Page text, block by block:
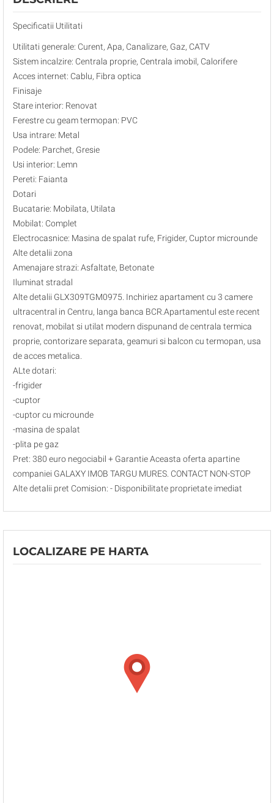
Specificatii Utilitati
Utilitati generale: Curent, Apa, Canalizare, Gaz, CATV
Sistem incalzire: Centrala proprie, Centrala imobil, Calorifere
Acces internet: Cablu, Fibra optica
Finisaje
Stare interior: Renovat
Ferestre cu geam termopan: PVC
Usa intrare: Metal
Podele: Parchet, Gresie
Usi interior: Lemn
Pereti: Faianta
Dotari
Bucatarie: Mobilata, Utilata
Mobilat: Complet
Electrocasnice: Masina de spalat rufe, Frigider, Cuptor microunde
Alte detalii zona
Amenajare strazi: Asfaltate, Betonate
Iluminat stradal
Alte detalii GLX309TGM0975. Inchiriez apartament cu 3 camere
ultracentral in Centru, langa banca BCR.Apartamentul este recent
renovat, mobilat si utilat modern dispunand de centrala termica
proprie, contorizare separata, geamuri si balcon cu termopan, usa
de acces metalica.
ALte dotari:
-frigider
-cuptor
-cuptor cu microunde
-masina de spalat
-plita pe gaz
Pret: 380 euro negociabil + Garantie Aceasta oferta apartine
companiei GALAXY IMOB TARGU MURES. CONTACT NON-STOP
Alte detalii pret Comision: - Disponibilitate proprietate imediat
LOCALIZARE PE HARTA